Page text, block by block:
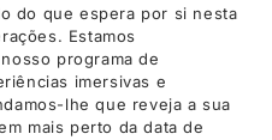
do que espera por si nesta
Estamos
programa de
imersivas e
lhe que reveja a sua
mais perto da data de